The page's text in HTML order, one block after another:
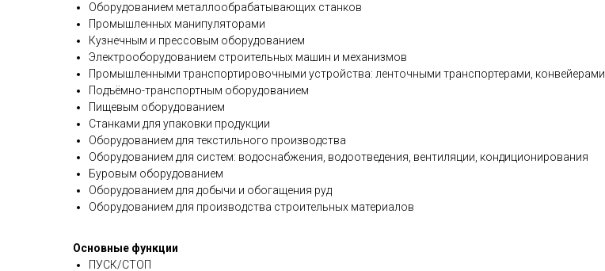
Оборудованием металлообрабатывающих станков
Промышленных манипуляторами
Кузнечным и прессовым оборудованием
Электрооборудованием строительных машин и механизмов
Промышленными транспортировочными устройства: ленточными транспортерами, конвейерами
Подъёмно-транспортным оборудованием
Пищевым оборудованием
Станками для упаковки продукции
Оборудованием для текстильного производства
Оборудованием для систем: водоснабжения, водоотведения, вентиляции, кондиционирования
Буровым оборудованием
Оборудованием для добычи и обогащения руд
Оборудованием для производства строительных материалов
Основные функции
ПУСК/СТОП